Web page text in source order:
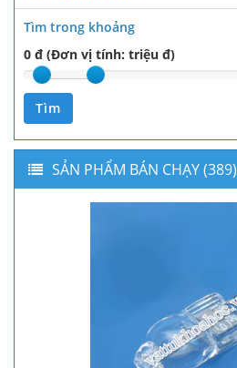
Tìm trong khoảng
0 đ (Đơn vị tính: triệu đ)
Tìm
SẢN PHẨM BÁN CHẠY (389)